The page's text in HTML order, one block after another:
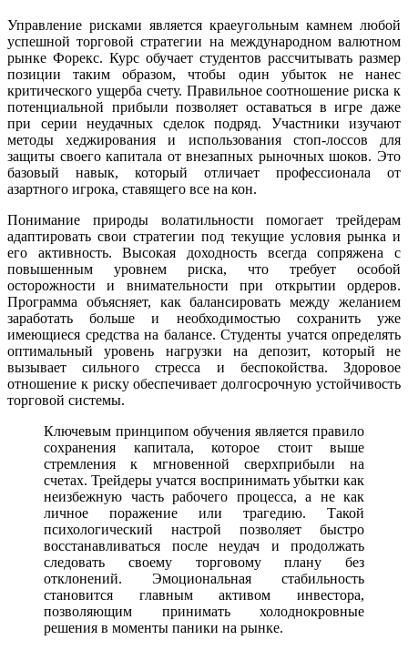
Управление рисками является краеугольным камнем любой
успешной торговой стратегии на международном валютном
рынке Форекс. Курс обучает студентов рассчитывать размер
позиции таким образом, чтобы один убыток не нанес
критического ущерба счету. Правильное соотношение риска к
потенциальной прибыли позволяет оставаться в игре даже
при серии неудачных сделок подряд. Участники изучают
методы хеджирования и использования стоп-лоссов для
защиты своего капитала от внезапных рыночных шоков. Это
базовый навык, который отличает профессионала от
азартного игрока, ставящего все на кон.
Понимание природы волатильности помогает трейдерам
адаптировать свои стратегии под текущие условия рынка и
его активность. Высокая доходность всегда сопряжена с
повышенным уровнем риска, что требует особой
осторожности и внимательности при открытии ордеров.
Программа объясняет, как балансировать между желанием
заработать больше и необходимостью сохранить уже
имеющиеся средства на балансе. Студенты учатся определять
оптимальный уровень нагрузки на депозит, который не
вызывает сильного стресса и беспокойства. Здоровое
отношение к риску обеспечивает долгосрочную устойчивость
торговой системы.
Ключевым принципом обучения является правило
сохранения капитала, которое стоит выше
стремления к мгновенной сверхприбыли на
счетах. Трейдеры учатся воспринимать убытки как
неизбежную часть рабочего процесса, а не как
личное поражение или трагедию. Такой
психологический настрой позволяет быстро
восстанавливаться после неудач и продолжать
следовать своему торговому плану без
отклонений. Эмоциональная стабильность
становится главным активом инвестора,
позволяющим принимать холоднокровные
решения в моменты паники на рынке.